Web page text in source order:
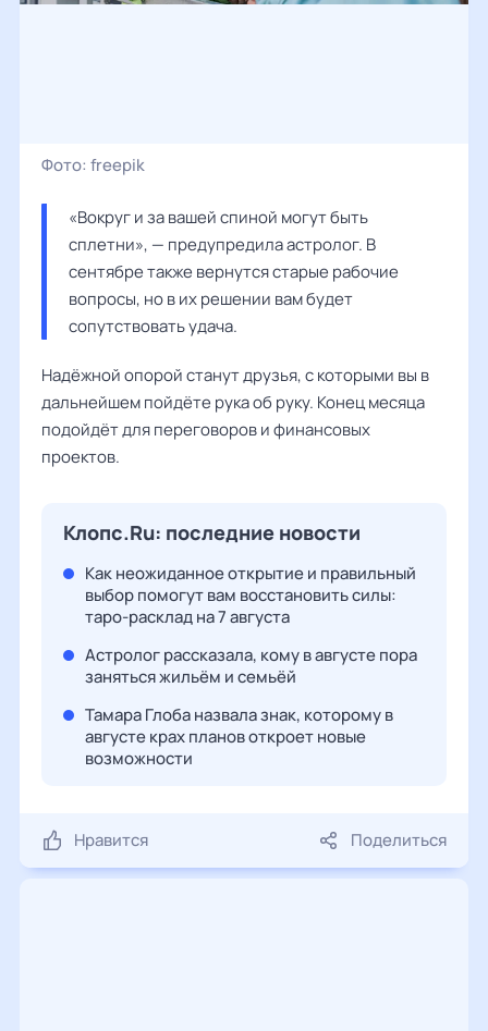
Фото: freepik
«Вокруг и за вашей спиной могут быть
сплетни», — предупредила астролог. В
сентябре также вернутся старые рабочие
вопросы, но в их решении вам будет
сопутствовать удача.
Надёжной опорой станут друзья, с которыми вы в
дальнейшем пойдёте рука об руку. Конец месяца
подойдёт для переговоров и финансовых
проектов.
Клопс.Ru: последние новости
Как неожиданное открытие и правильный
выбор помогут вам восстановить силы:
таро-расклад на 7 августа
Астролог рассказала, кому в августе пора
заняться жильём и семьёй
Тамара Глоба назвала знак, которому в
августе крах планов откроет новые
возможности
Нравится Поделиться